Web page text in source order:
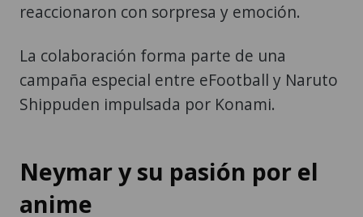
reaccionaron con sorpresa y emoción.
La colaboración forma parte de una
campaña especial entre eFootball y Naruto
Shippuden impulsada por Konami.
Neymar y su pasión por el
anime